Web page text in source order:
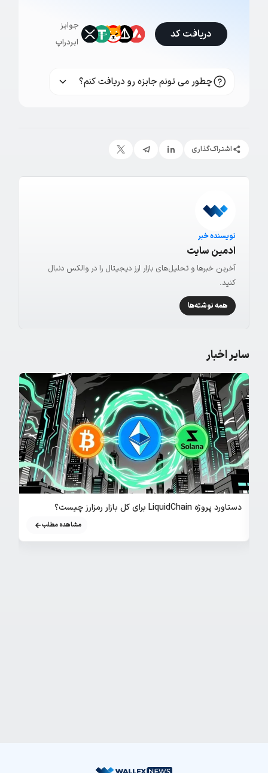
جوایز
ایردراپ
دریافت کد
چطور می تونم جایزه رو دریافت کنم؟
اشتراک‌گذاری
نویسنده خبر
ادمین سایت
آخرین خبرها و تحلیل‌های بازار ارز دیجیتال را در والکس دنبال
کنید.
همه نوشته‌ها
سایر اخبار
دستاورد پروژه LiquidChain برای کل بازار رمزارز چیست؟
مشاهده مطلب